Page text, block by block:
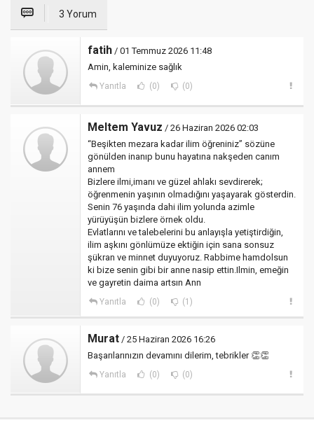
3 Yorum
fatih / 01 Temmuz 2026 11:48
Amin, kaleminize sağlık
Yanıtla (0) (0)
Meltem Yavuz / 26 Haziran 2026 02:03
“Beşikten mezara kadar ilim öğreniniz” sözüne
gönülden inanıp bunu hayatına nakşeden canım
annem
Bizlere ilmi,imanı ve güzel ahlakı sevdirerek;
öğrenmenin yaşının olmadığını yaşayarak gösterdin.
Senin 76 yaşında dahi ilim yolunda azimle
yürüyüşün bizlere örnek oldu.
Evlatlarını ve talebelerini bu anlayışla yetiştirdiğin,
ilim aşkını gönlümüze ektiğin için sana sonsuz
şükran ve minnet duyuyoruz. Rabbime hamdolsun
ki bize senin gibi bir anne nasip ettin.Ilmin, emeğin
ve gayretin daima artsın Ann
Yanıtla (0) (1)
Murat / 25 Haziran 2026 16:26
Başarılarınızın devamını dilerim, tebrikler 👏👏
Yanıtla (0) (0)